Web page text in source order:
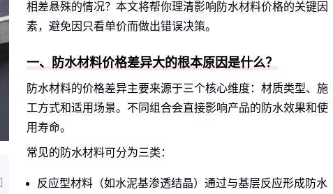
相差悬殊的情况？本文将帮你理清影响防水材料价格的关键因
素，避免因只看单价而做出错误决策。
一、防水材料价格差异大的根本原因是什么？
防水材料的价格差异主要来源于三个核心维度：材质类型、施
工方式和适用场景。不同组合会直接影响产品的防水效果和使
用寿命。
常见的防水材料可分为三类：
反应型材料（如水泥基渗透结晶）通过与基层反应形成防水